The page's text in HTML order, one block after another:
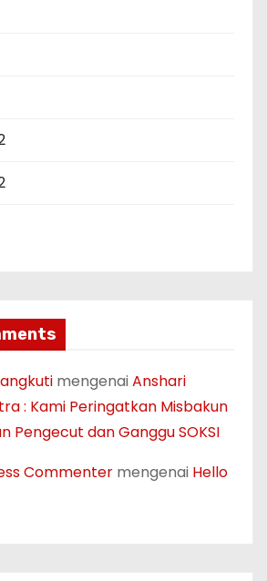
mengenaiAnshari
: Kami Peringatkan Misbakun
Pengecut dan Ganggu SOKSI
Commenter mengenai Hello